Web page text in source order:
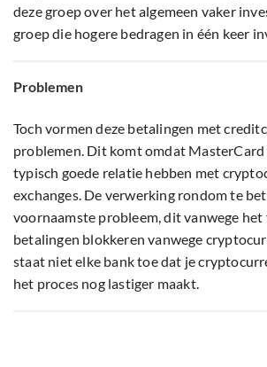
deze groep over het algemeen vaker
groep die hogere bedragen in één keer
Problemen
Toch vormen deze betalingen met
problemen. Dit komt omdat MasterCard
typisch goede relatie hebben met
exchanges. De verwerking rondom te
voornaamste probleem, dit vanwege
betalingen blokkeren vanwege
staat niet elke bank toe dat je
het proces nog lastiger maakt.